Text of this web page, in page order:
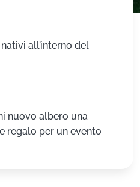
all’interno del
nuovo albero una
regalo per un evento